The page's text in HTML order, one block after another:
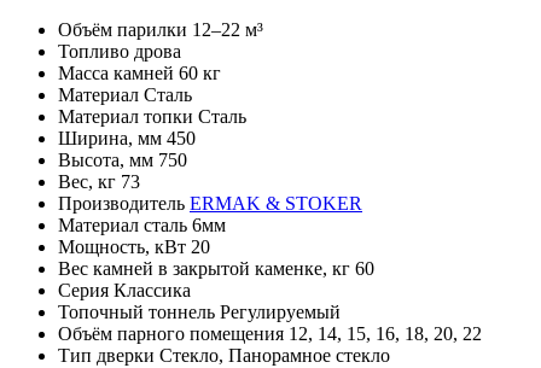
Объём парилки 12–22 м³
Топливо дрова
Масса камней 60 кг
Материал Сталь
Материал топки Сталь
Ширина, мм 450
Высота, мм 750
Вес, кг 73
Производитель ERMAK & STOKER
Материал сталь 6мм
Мощность, кВт 20
Вес камней в закрытой каменке, кг 60
Серия Классика
Топочный тоннель Регулируемый
Объём парного помещения 12, 14, 15, 16, 18, 20, 22
Тип дверки Стекло, Панорамное стекло